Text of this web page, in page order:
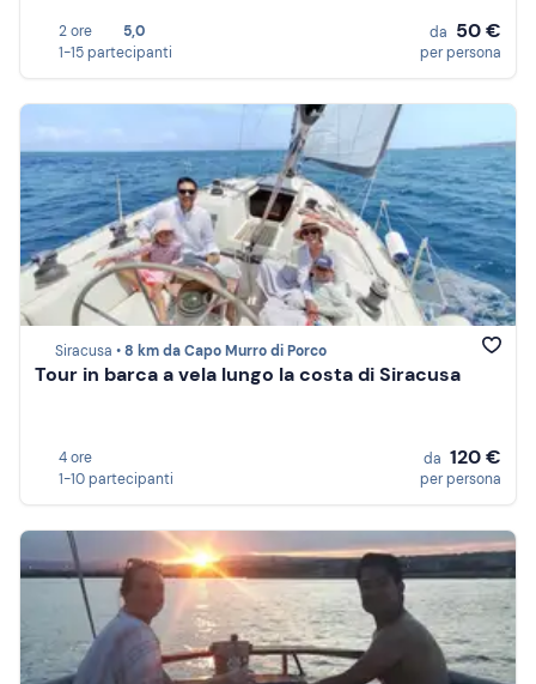
2 ore
5,0
1-15 partecipanti
da 50 €
per persona
Siracusa •8 km da Capo Murro di Porco
Tour in barca a vela lungo la costa di Siracusa
4 ore
1-10 partecipanti
da 120 €
per persona